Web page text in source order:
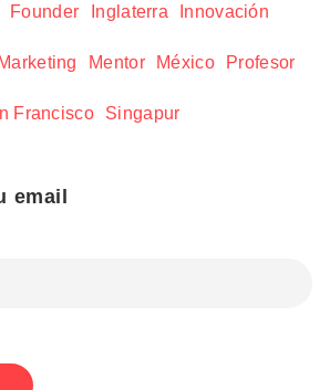
Founder Inglaterra Innovación
Marketing Mentor México Profesor
Francisco Singapur
email